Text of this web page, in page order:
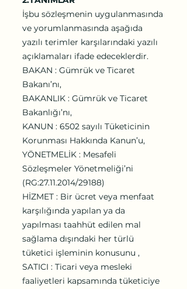
İşbu sözleşmenin uygulanmasında
ve yorumlanmasında aşağıda
yazılı terimler karşılarındaki yazılı
açıklamaları ifade edeceklerdir.
BAKAN : Gümrük ve Ticaret
Bakanı’nı,
BAKANLIK : Gümrük ve Ticaret
Bakanlığı’nı,
KANUN : 6502 sayılı Tüketicinin
Korunması Hakkında Kanun’u,
YÖNETMELİK : Mesafeli
Sözleşmeler Yönetmeliği’ni
(RG:27.11.2014/29188)
HİZMET : Bir ücret veya menfaat
karşılığında yapılan ya da
yapılması taahhüt edilen mal
sağlama dışındaki her türlü
tüketici işleminin konusunu ,
SATICI : Ticari veya mesleki
faaliyetleri kapsamında tüketiciye